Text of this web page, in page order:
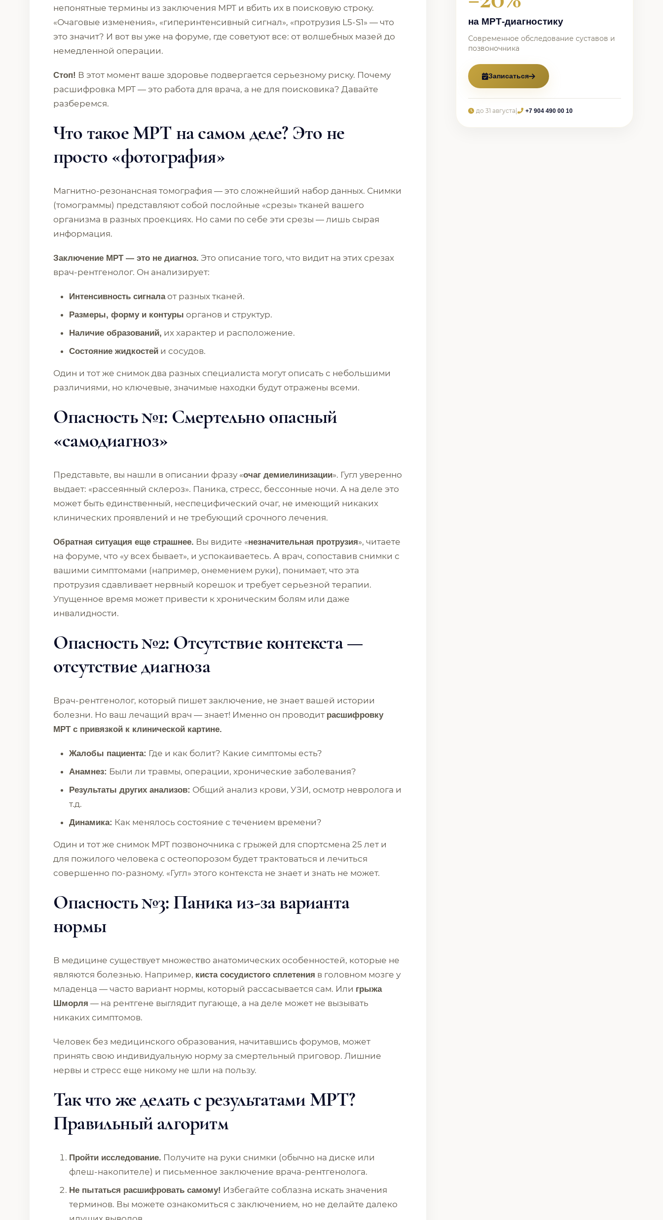
непонятные термины из заключения МРТ и вбить их в поисковую строку.
«Очаговые изменения», «гиперинтенсивный сигнал», «протрузия L5-S1» — что
это значит? И вот вы уже на форуме, где советуют все: от волшебных мазей до
немедленной операции.
Стоп! В этот момент ваше здоровье подвергается серьезному риску. Почему
расшифровка МРТ — это работа для врача, а не для поисковика? Давайте
разберемся.
Что такое МРТ на самом деле? Это не
просто «фотография»
Магнитно-резонансная томография — это сложнейший набор данных. Снимки
(томограммы) представляют собой послойные «срезы» тканей вашего
организма в разных проекциях. Но сами по себе эти срезы — лишь сырая
информация.
Заключение МРТ — это не диагноз. Это описание того, что видит на этих срезах
врач-рентгенолог. Он анализирует:
Интенсивность сигналаот разных тканей.
Размеры, форму и контуры органов и структур.
Наличие образований, их характер и расположение.
Состояние жидкостей и сосудов.
Один и тот же снимок два разных специалиста могут описать с небольшими
различиями, но ключевые, значимые находки будут отражены всеми.
Опасность №1: Смертельно опасный
«самодиагноз»
Представьте, вы нашли в описании фразу «очаг демиелинизации». Гугл уверенно
выдает: «рассеянный склероз». Паника, стресс, бессонные ночи. А на деле это
может быть единственный, неспецифический очаг, не имеющий никаких
клинических проявлений и не требующий срочного лечения.
Обратная ситуация еще страшнее. Вы видите «незначительная протрузия», читаете
на форуме, что «у всех бывает», и успокаиваетесь. А врач, сопоставив снимки с
вашими симптомами (например, онемением руки), понимает, что эта
протрузия сдавливает нервный корешок и требует серьезной терапии.
Упущенное время может привести к хроническим болям или даже
инвалидности.
Опасность №2: Отсутствие контекста —
отсутствие диагноза
Врач-рентгенолог, который пишет заключение, не знает вашей истории
болезни. Но ваш лечащий врач — знает! Именно он проводит расшифровку
МРТ с привязкой к клинической картине.
Жалобы пациента: Где и как болит? Какие симптомы есть?
Анамнез: Были ли травмы, операции, хронические заболевания?
Результаты других анализов: Общий анализ крови, УЗИ, осмотр невролога и
т.д.
Динамика: Как менялось состояние с течением времени?
Один и тот же снимок МРТ позвоночника с грыжей для спортсмена 25 лет и
для пожилого человека с остеопорозом будет трактоваться и лечиться
совершенно по-разному. «Гугл» этого контекста не знает и знать не может.
Опасность №3: Паника из-за варианта
нормы
В медицине существует множество анатомических особенностей, которые не
являются болезнью. Например, киста сосудистого сплетения в головном мозге у
младенца — часто вариант нормы, который рассасывается сам. Или грыжа
Шморля — на рентгене выглядит пугающе, а на деле может не вызывать
никаких симптомов.
Человек без медицинского образования, начитавшись форумов, может
принять свою индивидуальную норму за смертельный приговор. Лишние
нервы и стресс еще никому не шли на пользу.
Так что же делать с результатами МРТ?
Правильный алгоритм
Пройти исследование. Получите на руки снимки (обычно на диске или
флеш-накопителе) и письменное заключение врача-рентгенолога.
Не пытаться расшифровать самому! Избегайте соблазна искать значения
терминов. Вы можете ознакомиться с заключением, но не делайте далеко
на МРТ-диагностику
Современное обследование суставов и
позвоночника
Записаться
до 31 августа +7 904 490 00 10